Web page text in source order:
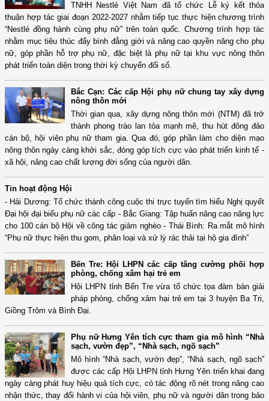
TNHH Nestlé Việt Nam đã tổ chức Lễ ký kết thỏa
thuận hợp tác giai đoạn 2022-2027 nhằm tiếp tục thực hiện chương trình
“Nestlé đồng hành cùng phụ nữ” trên toàn quốc. Chương trình hợp tác
nhằm mục tiêu thúc đẩy bình đẳng giới và nâng cao quyền năng cho phụ
nữ, góp phần hỗ trợ phụ nữ, đặc biệt là phụ nữ tại khu vực nông thôn
phát triển toàn diện trong thời kỳ chuyển đổi số.
Bắc Cạn: Các cấp Hội phụ nữ chung tay xây dựng
nông thôn mới
Thời gian qua, xây dựng nông thôn mới (NTM) đã trở
thành phong trào lan tỏa mạnh mẽ, thu hút đông đảo
cán bộ, hội viên phụ nữ tham gia. Qua đó, góp phần làm cho diện mạo
nông thôn ngày càng khởi sắc, đóng góp tích cực vào phát triển kinh tế -
xã hội, nâng cao chất lượng đời sống của người dân.
Tin hoạt động Hội
- Hải Dương: Tổ chức thành công cuộc thi trực tuyến tìm hiểu Nghị quyết
Đại hội đại biểu phụ nữ các cấp - Bắc Giang: Tập huấn nâng cao năng lực
cho 100 cán bộ Hội về công tác giảm nghèo - Thái Bình: Ra mắt mô hình
“Phụ nữ thực hiện thu gom, phân loại và xử lý rác thải tại hộ gia đình”
Bến Tre: Hội LHPN các cấp tăng cường phối hợp
phòng, chống xâm hại trẻ em
Hội LHPN tỉnh Bến Tre vừa tổ chức tọa đàm bàn giải
pháp phòng, chống xâm hại trẻ em tại 3 huyện Ba Tri,
Giồng Trôm và Bình Đại.
Phụ nữ Hưng Yên tích cực tham gia mô hình “Nhà
sạch, vườn đẹp”, “Nhà sạch, ngõ sạch”
Mô hình “Nhà sạch, vườn đẹp”, “Nhà sạch, ngõ sạch”
được các cấp Hội LHPN tỉnh Hưng Yên triển khai đang
ngày càng phát huy hiệu quả tích cực, có tác động rõ nét trong nâng cao
nhận thức, thay đổi hành vi của hội viên, phụ nữ và người dân trong bảo